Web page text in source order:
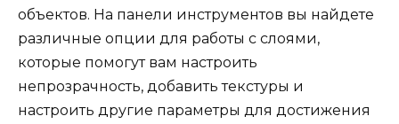
объектов. На панели инструментов вы найдете
различные опции для работы с слоями,
которые помогут вам настроить
непрозрачность, добавить текстуры и
настроить другие параметры для достижения